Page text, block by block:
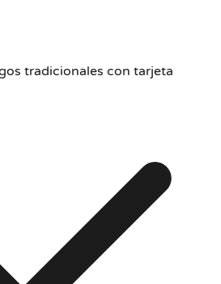
tradicionales con tarjeta